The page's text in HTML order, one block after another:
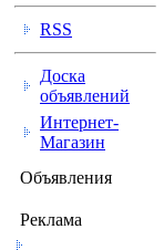
RSS
Доска
объявлений
Интернет-
Магазин
Объявления
Реклама